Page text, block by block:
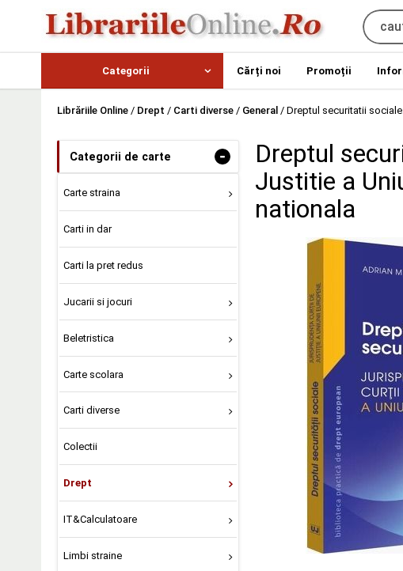
Categorii Cărți noi Promoții
Librăriile Online / Drept / Carti diverse / General / Dreptul securitatii
Categorii de carte -
Carte straina
Carti in dar
Carti la pret redus
Jucarii si jocuri
Beletristica
Carte scolara
Carti diverse
Colectii
Drept
IT&Calculatoare
Limbi straine
Dreptul
Justitie a
nationala